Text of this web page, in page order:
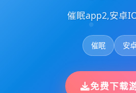
催眠app2,安卓
催眠 安
免费下载